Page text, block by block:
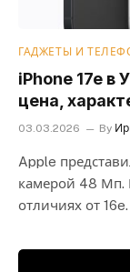
ГАДЖЕТЫ И
iPhone 17e в
цена,
03.03.2026 By
Apple
камерой 48 Мп.
отличиях от 16e.